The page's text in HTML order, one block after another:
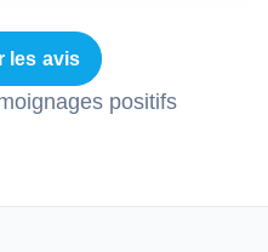
les avis
positifs